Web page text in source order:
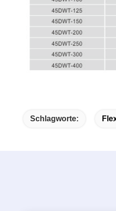
Schlagworte: